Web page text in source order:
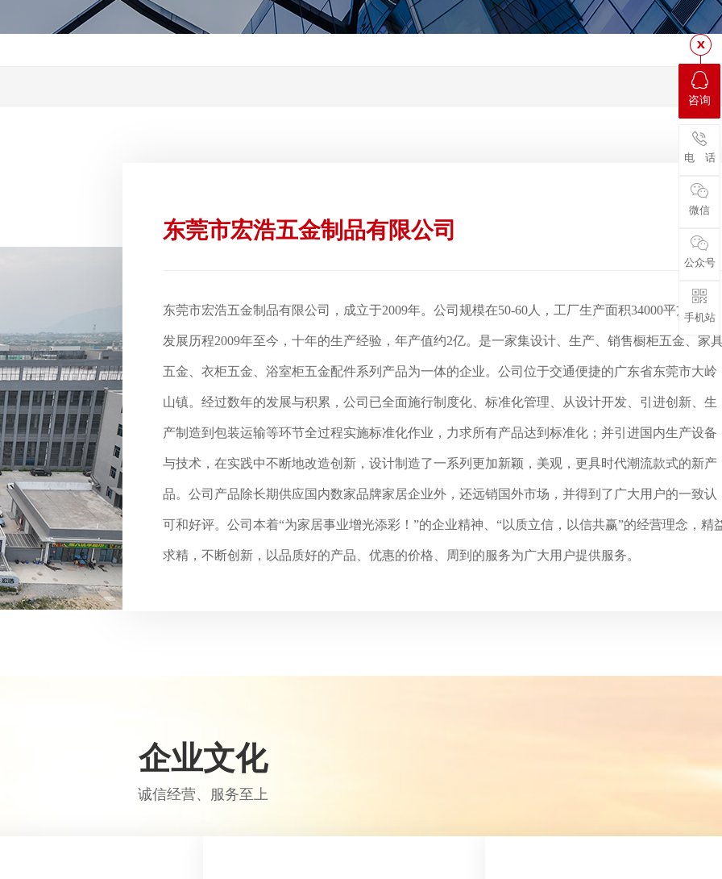
东莞市宏浩五金制品有限公司
东莞市宏浩五金制品有限公司，成立于2009年。公司规模在50-60人，工厂生产面积34000平方米，
发展历程2009年至今，十年的生产经验，年产值约2亿。是一家集设计、生产、销售橱柜五金、家
五金、衣柜五金、浴室柜五金配件系列产品为一体的企业。公司位于交通便捷的广东省东莞市大岭
山镇。经过数年的发展与积累，公司已全面施行制度化、标准化管理、从设计开发、引进创新、生
产制造到包装运输等环节全过程实施标准化作业，力求所有产品达到标准化；并引进国内生产设备
与技术，在实践中不断地改造创新，设计制造了一系列更加新颖，美观，更具时代潮流款式的新产
品。公司产品除长期供应国内数家品牌家居企业外，还远销国外市场，并得到了广大用户的一致认
可和好评。公司本着“为家居事业增光添彩！”的企业精神、“以质立信，以信共赢”的经营理念，精
求精，不断创新，以品质好的产品、优惠的价格、周到的服务为广大用户提供服务。
企业文化
诚信经营、服务至上
咨询
电 话
微信
公众号
手机站